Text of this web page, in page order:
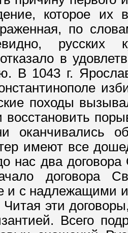
которое
по
русских
в
В 1043 г.
походы
восстановить
оканчивались
имеют все
нас два договора
договора
и с надлежащими
эти
Всего